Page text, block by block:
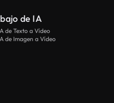
de IA
de Texto a Vídeo
de Imagen a Vídeo